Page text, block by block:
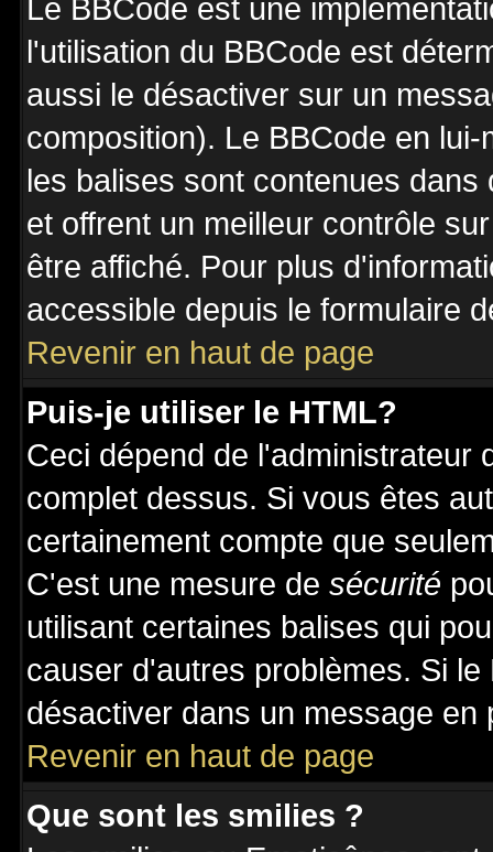
Le BBCode est une
l'utilisation du BBCode est
aussi le désactiver sur un
composition). Le BBCode en
les balises sont contenues
et offrent un meilleur contrôle
être affiché. Pour plus
accessible depuis le formulaire
Revenir en haut de page
Puis-je utiliser le HTML?
Ceci dépend de l'administrateur
complet dessus. Si vous êtes
certainement compte que
C'est une mesure de sécurité
utilisant certaines balises qui
causer d'autres problèmes. Si
désactiver dans un message
Revenir en haut de page
Que sont les smilies ?